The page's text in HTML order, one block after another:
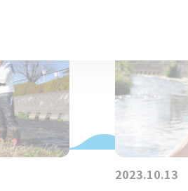
2023.10.13